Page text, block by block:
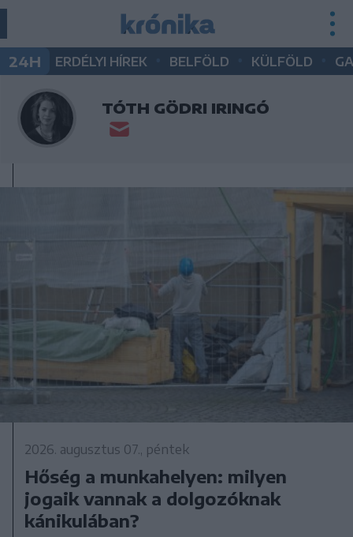
24H ERDÉLYI HÍREK BELFÖLD KÜLFÖLD
TÓTH GÖDRI IRINGÓ
2026. augusztus 07., péntek
Hőség a munkahelyen: milyen
jogaik vannak a dolgozóknak
kánikulában?